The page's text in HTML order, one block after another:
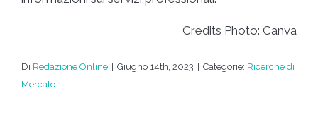
Credits Photo: Canva
Di Redazione Online Giugno 14th, 2023 Categorie: Ricerche di
Mercato